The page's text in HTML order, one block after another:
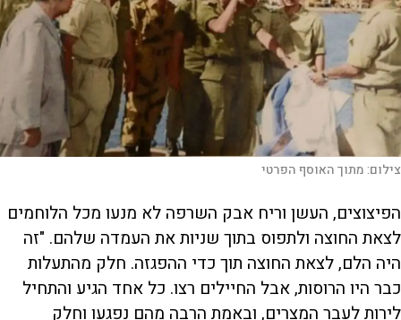
צילום:מתוך האוסף הפרטי
הפיצוצים, העשן וריח אבק השרפה לא מנעו מכל הלוחמים
לצאת החוצה ולתפוס בתוך שניות את העמדה שלהם. "זה
היה הלם, לצאת החוצה תוך כדי ההפגזה. חלק מהתעלות
כבר היו הרוסות, אבל החיילים רצו. כל אחד הגיע והתחיל
לירות לעבר המצרים, ובאמת הרבה מהם נפגעו וחלק